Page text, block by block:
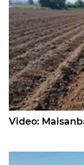
Video: